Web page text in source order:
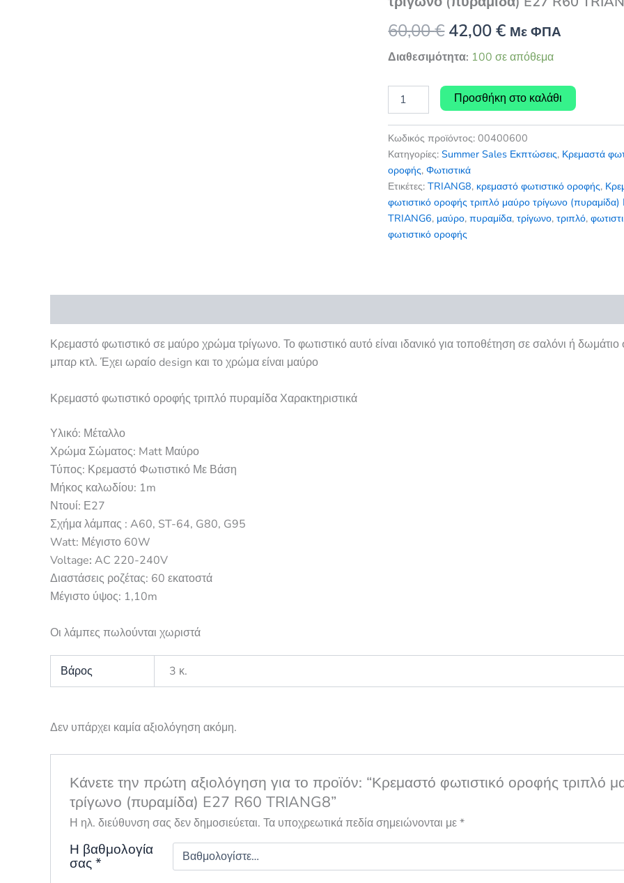
60,00€ Original
price
was:
60,00 €.
42,00€Η
τρέχουσα
τιμή
είναι:
42,00 €.
Με ΦΠΑ
Διαθεσιμότητα: 100 σε απόθεμα
φωτιστικό
τριπλό
τρίγωνο
(πυραμίδα)
E27
R60
TRIANG8
ποσότητα
Προσθήκη στο καλάθι
Κωδικός προϊόντος:00400600
Κατηγορίες:Summer Sales Εκπτώσεις, Κρεμαστά
οροφής,Φωτιστικά
Ετικέτες:TRIANG8, κρεμαστό φωτιστικό οροφής,
φωτιστικό οροφής τριπλό μαύρο τρίγωνο
TRIANG6, μαύρο,πυραμίδα,τρίγωνο,τριπλό,
φωτιστικό οροφής
Κρεμαστό φωτιστικό σε μαύρο χρώμα τρίγωνο. Το φωτιστικό αυτό είναι ιδανικό για τοποθέτηση σε σαλόνι ή δωμάτιο
μπαρ κτλ. Έχει ωραίο design και το χρώμα είναι μαύρο
Κρεμαστό φωτιστικό οροφής τριπλό πυραμίδα Χαρακτηριστικά
Υλικό: Μέταλλο
Χρώμα Σώματος: Matt Μαύρο
Τύπος: Κρεμαστό Φωτιστικό Με Βάση
Μήκος καλωδίου: 1m
Ντουί: Ε27
Σχήμα λάμπας : A60, ST-64, G80, G95
Watt: Μέγιστο 60W
Voltage: AC 220-240V
Διαστάσεις ροζέτας: 60 εκατοστά
Μέγιστο ύψος: 1,10m
Οι λάμπες πωλούνται χωριστά
Βάρος 3 κ.
Δεν υπάρχει καμία αξιολόγηση ακόμη.
Κάνετε την πρώτη αξιολόγηση για το προϊόν: “Κρεμαστό φωτιστικό οροφής τριπλό
τρίγωνο (πυραμίδα) E27 R60 TRIANG8”
Η ηλ. διεύθυνση σας δεν δημοσιεύεται. Τα υποχρεωτικά πεδία σημειώνονται με*
Η βαθμολογία
σας*